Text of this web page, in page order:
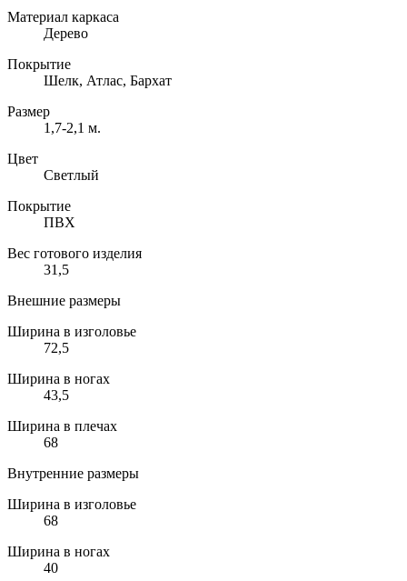
Материал каркаса
Дерево
Покрытие
Шелк, Атлас, Бархат
Размер
1,7-2,1 м.
Цвет
Светлый
Покрытие
ПВХ
Вес готового изделия
31,5
Внешние размеры
Ширина в изголовье
72,5
Ширина в ногах
43,5
Ширина в плечах
68
Внутренние размеры
Ширина в изголовье
68
Ширина в ногах
40